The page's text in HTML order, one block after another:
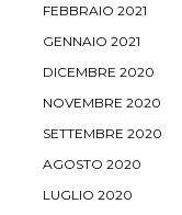
FEBBRAIO 2021
GENNAIO 2021
DICEMBRE 2020
NOVEMBRE 2020
SETTEMBRE 2020
AGOSTO 2020
LUGLIO 2020